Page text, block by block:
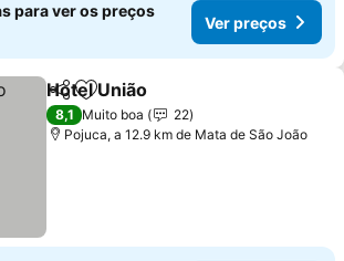
para ver os preços
Ver preços
PartilharAdicionar aos favoritos
Hotel União
8,1 Muito boa
22
Pojuca, a 12.9 km de Mata de São João